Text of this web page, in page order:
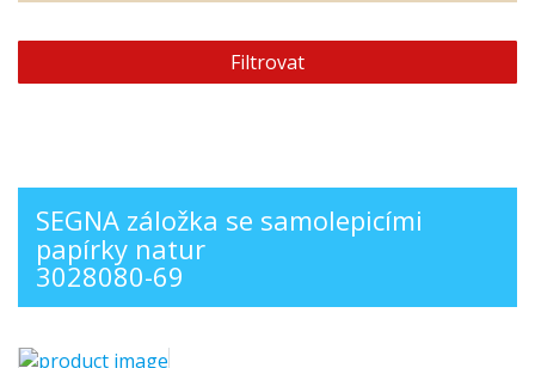
Filtrovat
SEGNA záložka se samolepicími
papírky natur
3028080-69